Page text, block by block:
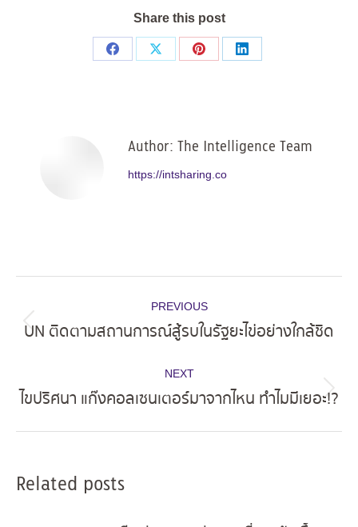
Share this post
Share
Share
Share
Share
Author: The Intelligence Team
https://intsharing.co
navigation
PREVIOUS
Previous
UN ติดตามสถานการณ์สู้รบในรัฐยะไข่อย่างใกล้ชิด
NEXT
Next
ไขปริศนา แก๊งคอลเซนเตอร์มาจากไหน ทำไมมีเยอะ!?
Related posts